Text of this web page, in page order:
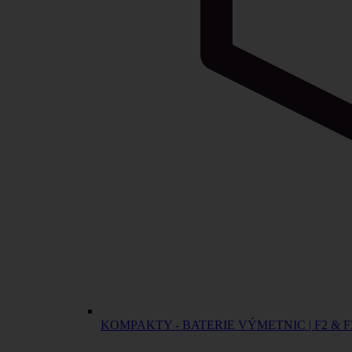
KOMPAKTY - BATERIE VÝMETNIC | F2 &